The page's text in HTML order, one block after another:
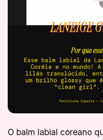
O balm labial coreano